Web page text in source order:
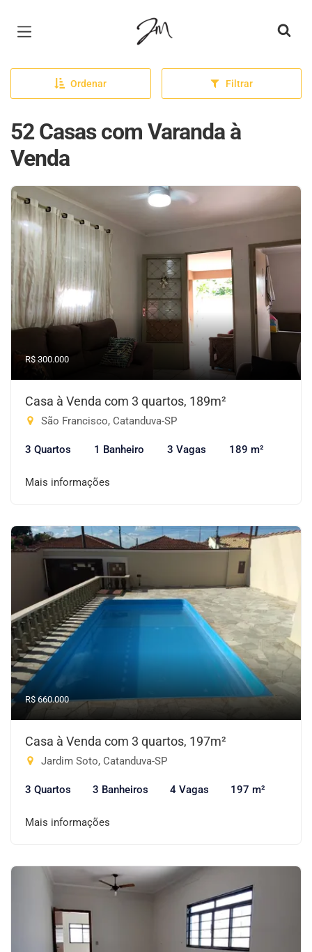
Página inicial
Ordenar Filtrar
52 Casas com Varanda à
Venda
R$ 300.000
Casa à Venda com 3 quartos, 189m²
São Francisco, Catanduva-SP
3 Quartos 1 Banheiro 3 Vagas 189 m²
Mais informações
R$ 660.000
Casa à Venda com 3 quartos, 197m²
Jardim Soto, Catanduva-SP
3 Quartos 3 Banheiros 4 Vagas 197 m²
Mais informações